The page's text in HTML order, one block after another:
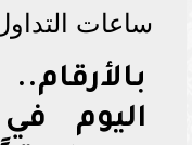
ساعات
اليوم